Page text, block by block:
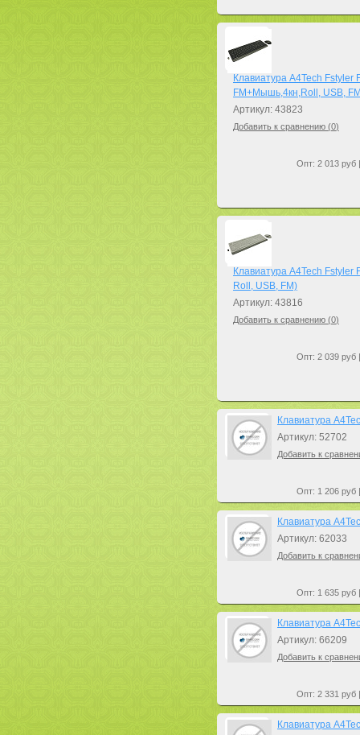
Клавиатура A4Tech Fstyler
FM+Мышь,4кн,Roll, USB,
Артикул: 43823
Добавить к сравнению (0)
Опт: 2 013 руб
Клавиатура A4Tech
Roll, USB, FM)
Артикул: 43816
Добавить к сравнению (0)
Опт: 2 039 руб
Клавиатура
Артикул: 52702
Добавить к
Опт: 1 206 руб
Клавиатура
Артикул: 62033
Добавить к
Опт: 1 635 руб
Клавиатура
Артикул: 66209
Добавить к
Опт: 2 331 руб
Клавиатура